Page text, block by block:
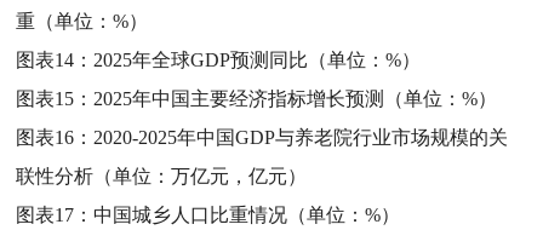
重（单位：%）
图表14： 2025年全球GDP预测同比（单位：%）
图表15： 2025年中国主要经济指标增长预测（单位：%）
图表16： 2020-2025年中国GDP与养老院行业市场规模的关
联性分析（单位：万亿元，亿元）
图表17：中国城乡人口比重情况（单位：%）